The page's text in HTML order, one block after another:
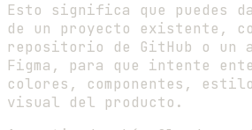
Esto significa que puedes
de un proyecto existente,
repositorio de GitHub o un
Figma, para que intente
colores, componentes,
visual del producto.